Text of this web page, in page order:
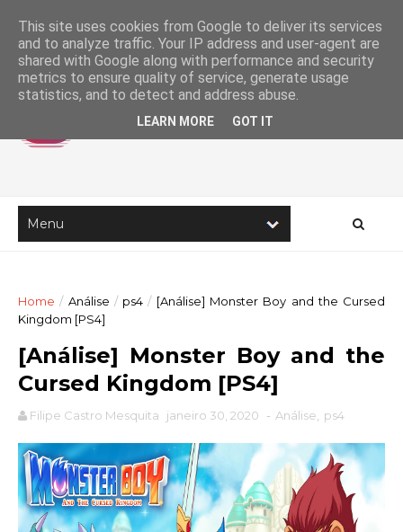
Home / Análise / ps4 / [Análise] Monster Boy and the Cursed
Kingdom [PS4]
[Análise] Monster Boy and the
Cursed Kingdom [PS4]
Filipe Castro Mesquita janeiro 30, 2020 - Análise ps4
This site uses cookies from Google to deliver its services
and to analyze traffic. Your IP address and user-agent are
shared with Google along with performance and security
metrics to ensure quality of service, generate usage
statistics, and to detect and address abuse.
LEARN MORE GOT IT